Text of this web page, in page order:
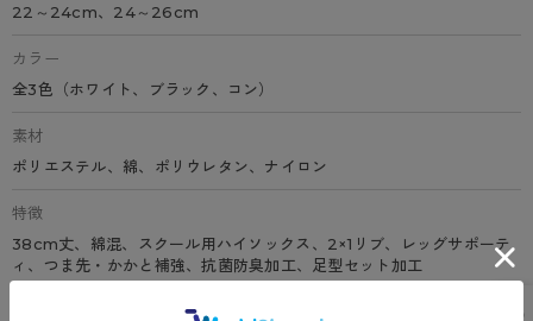
22～24cm、24～26cm
カラー
全3色（ホワイト、ブラック、コン）
素材
ポリエステル、綿、ポリウレタン、ナイロン
特徴
38cm丈、綿混、スクール用ハイソックス、2×1リブ、レッグサポーテ
ィ、つま先・かかと補強、抗菌防臭加工、足型セット加工